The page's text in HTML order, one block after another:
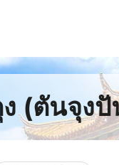
ง (ตันจุง